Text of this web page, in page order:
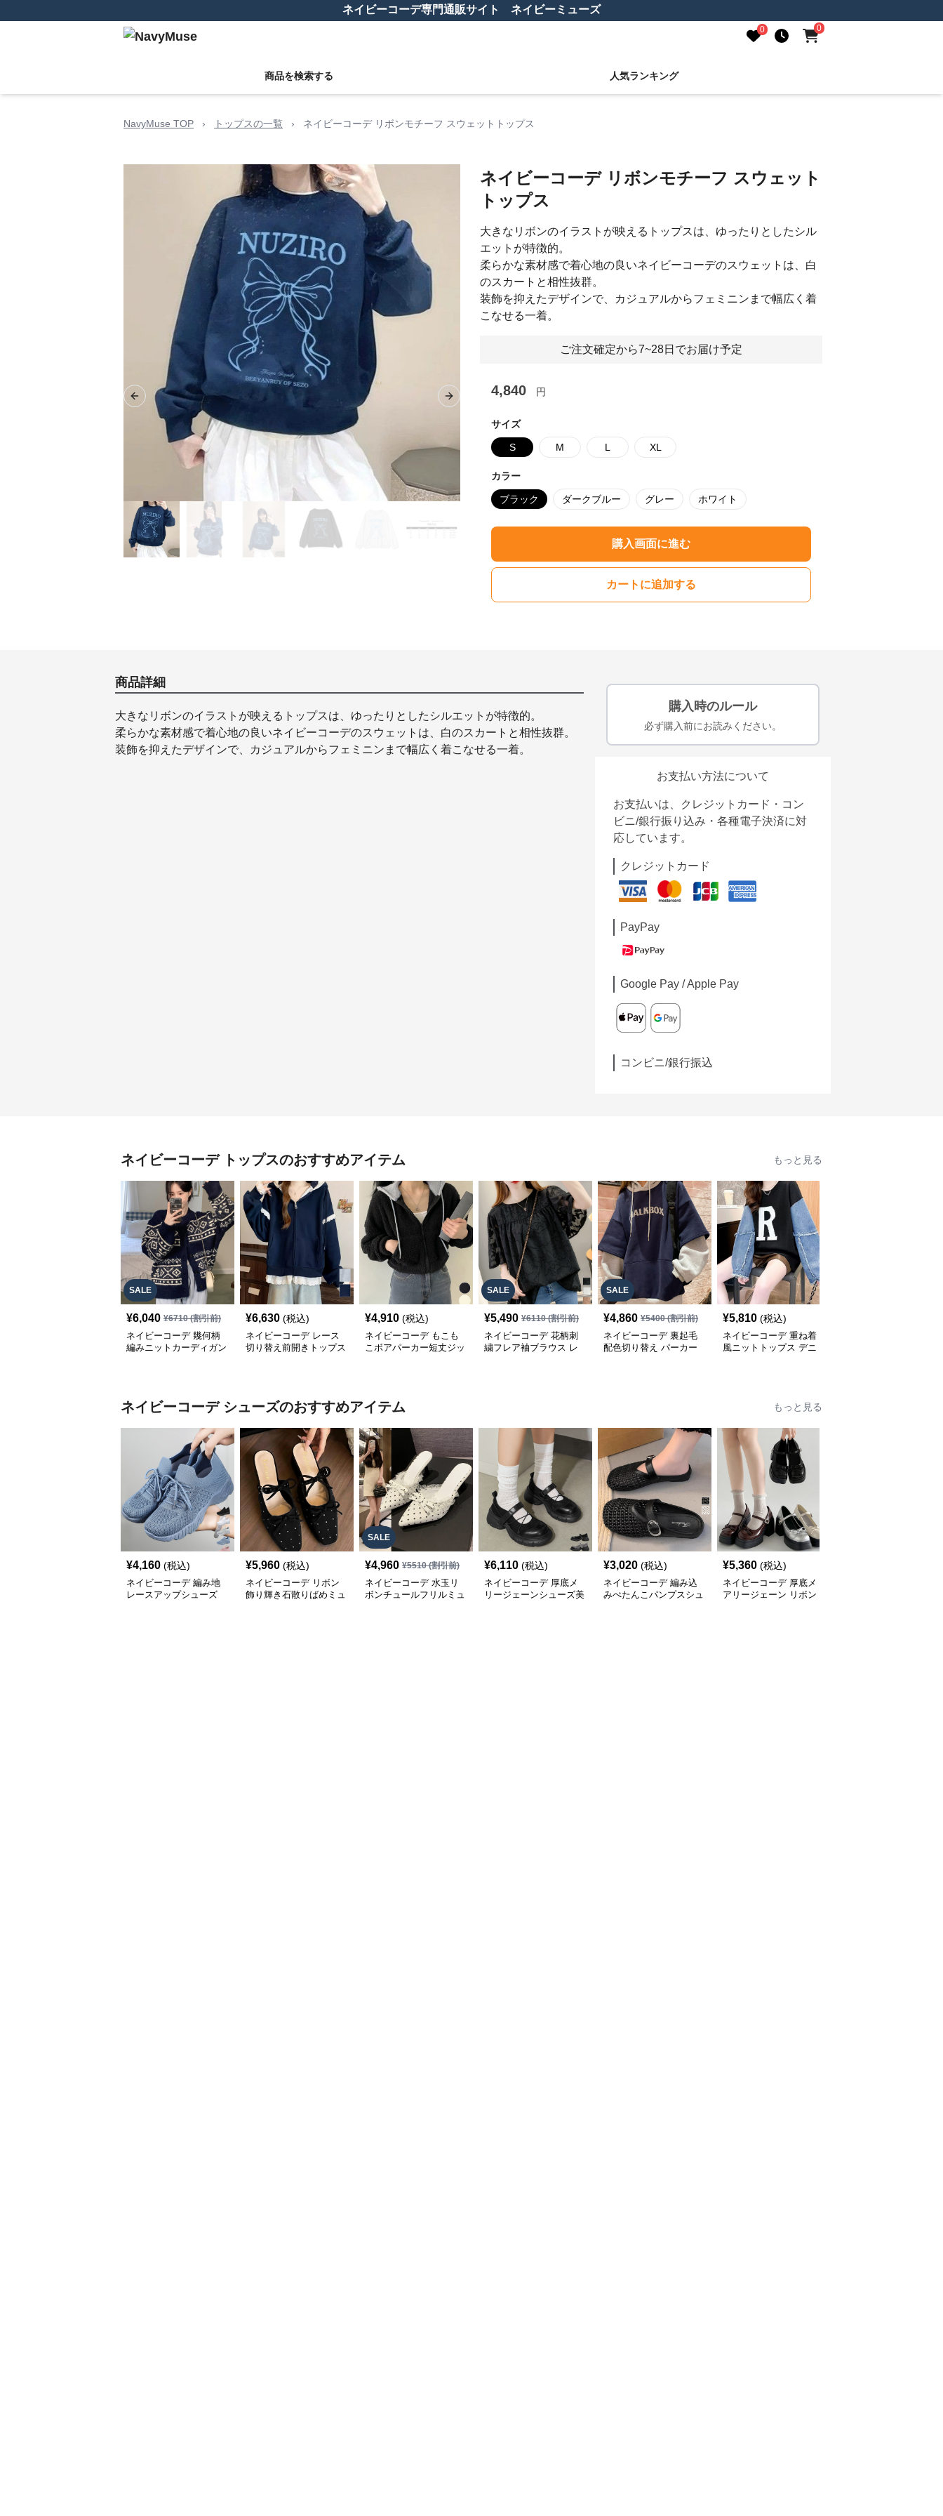
ネイビーコーデ専門通販サイト ネイビーミューズ
0 0
商品を検索する 人気ランキング
NavyMuse TOP › トップスの一覧 › ネイビーコーデ リボンモチーフ スウェットトップス
Previous slide Next slide
ネイビーコーデ リボンモチーフ スウェット
トップス
大きなリボンのイラストが映えるトップスは、ゆったりとしたシル
エットが特徴的。
柔らかな素材感で着心地の良いネイビーコーデのスウェットは、白
のスカートと相性抜群。
装飾を抑えたデザインで、カジュアルからフェミニンまで幅広く着
こなせる一着。
ご注文確定から7~28日でお届け予定
4,840 円
サイズ
S M L XL
カラー
ブラック ダークブルー グレー ホワイト
購入画面に進む
カートに追加する
商品詳細
大きなリボンのイラストが映えるトップスは、ゆったりとしたシルエットが特徴的。
柔らかな素材感で着心地の良いネイビーコーデのスウェットは、白のスカートと相性抜群。
装飾を抑えたデザインで、カジュアルからフェミニンまで幅広く着こなせる一着。
購入時のルール
必ず購入前にお読みください。
お支払い方法について
お支払いは、クレジットカード・コン
ビニ/銀行振り込み・各種電子決済に対
応しています。
クレジットカード
PayPay
Google Pay / Apple Pay
コンビニ/銀行振込
ネイビーコーデ トップスのおすすめアイテム もっと見る
SALE
¥6,040 ¥6710(割引前)
ネイビーコーデ 幾何柄
編みニットカーディガン
¥6,630 (税込)
ネイビーコーデ レース
切り替え前開きトップス
¥4,910 (税込)
ネイビーコーデ もこも
こボアパーカー短丈ジッ
SALE
¥5,490 ¥6110(割引前)
ネイビーコーデ 花柄刺
繍フレア袖ブラウス レ
SALE
¥4,860 ¥5400(割引前)
ネイビーコーデ 裏起毛
配色切り替え パーカー
¥5,810 (税込)
ネイビーコーデ 重ね着
風ニットトップス デニ
ネイビーコーデ シューズのおすすめアイテム もっと見る
¥4,160 (税込)
ネイビーコーデ 編み地
レースアップシューズ
¥5,960 (税込)
ネイビーコーデ リボン
飾り輝き石散りばめミュ
SALE
¥4,960 ¥5510(割引前)
ネイビーコーデ 水玉リ
ボンチュールフリルミュ
¥6,110 (税込)
ネイビーコーデ 厚底メ
リージェーンシューズ美
¥3,020 (税込)
ネイビーコーデ 編み込
みぺたんこパンプスシュ
¥5,360 (税込)
ネイビーコーデ 厚底メ
アリージェーン リボン